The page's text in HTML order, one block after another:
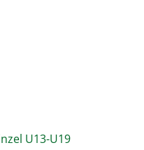
U13-U19